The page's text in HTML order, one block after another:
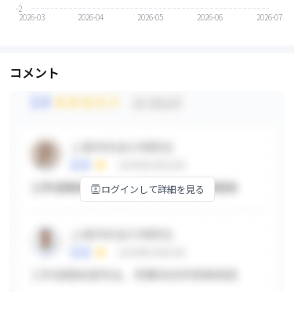
-2
2026-03 2026-04 2026-05 2026-06 2026-07
コメント
ログインして詳細を見る